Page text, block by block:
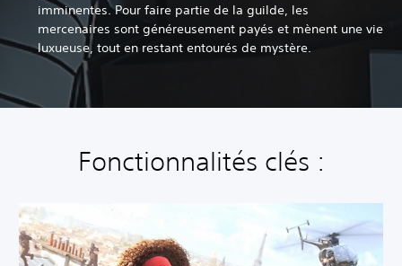
imminentes. Pour faire partie de la guilde, les
mercenaires sont généreusement payés et mènent une vie
luxueuse, tout en restant entourés de mystère.
Fonctionnalités clés :